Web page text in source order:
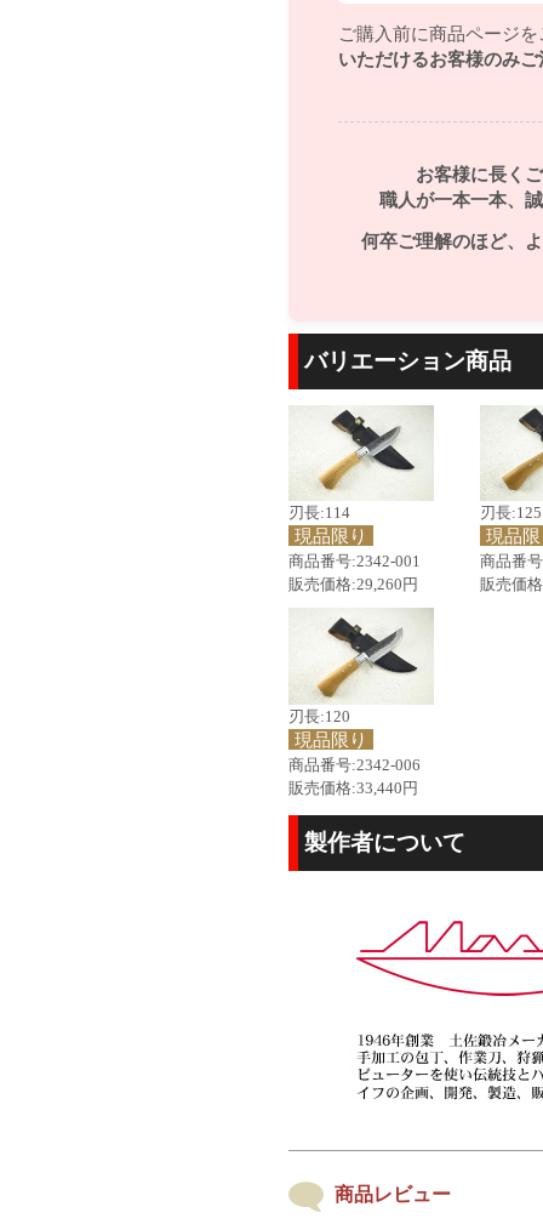
ご購入前に商品ページ
いただけるお客様のみ
お客様に長く
職人が一本一本、
何卒ご理解のほど、
バリエーション商品
刃長:114
現品限り
商品番号:2342-001
販売価格:29,260円
刃長:125
現品
商品番
販売価
刃長:120
現品限り
商品番号:2342-006
販売価格:33,440円
製作者について
商品レビュー